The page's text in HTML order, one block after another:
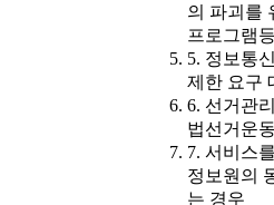
의 파괴를
프로그램
5. 정보통
제한 요구
6. 선거관
법선거운
7. 서비스
정보원의
는 경우